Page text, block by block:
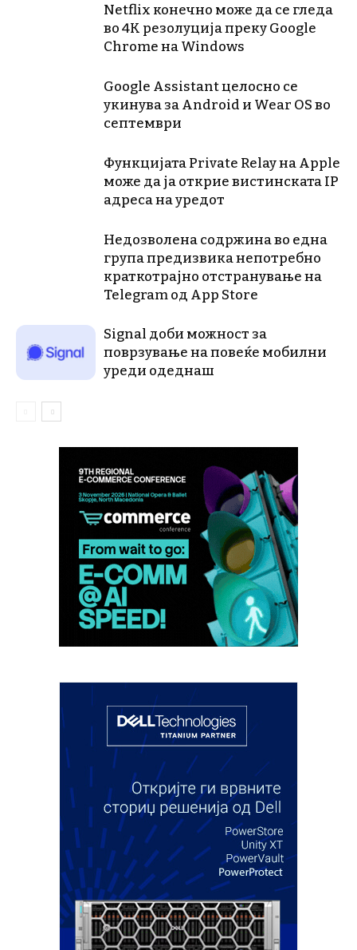
Netflix конечно може да се гледа
во 4K резолуција преку Google
Chrome на Windows
Google Assistant целосно се
укинува за Android и Wear OS во
септември
Функцијата Private Relay на Apple
може да ја открие вистинската IP
адреса на уредот
Недозволена содржина во една
група предизвика непотребно
краткотрајно отстранување на
Telegram од App Store
Signal доби можност за
поврзување на повеќе мобилни
уреди одеднаш